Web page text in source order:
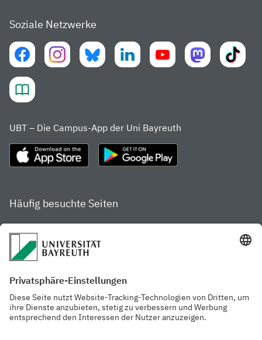
Soziale Netzwerke
UBT – Die Campus-App der Uni Bayreuth
Häufig besuchte Seiten
Studienportal
Gamechanger Campus
Aktuelle
Pressemitteilungen
Arbeiten an der
Universität
Studiengangsfinder
Services & Beratung für
Ansprechpersonen der
Uni Bayreuth